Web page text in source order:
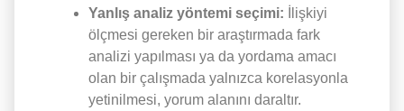
Yanlış analiz yöntemi seçimi:
İlişkiyi
ölçmesi gereken bir araştırmada fark
analizi yapılması ya da yordama amacı
olan bir çalışmada yalnızca korelasyonla
yetinilmesi, yorum alanını daraltır.